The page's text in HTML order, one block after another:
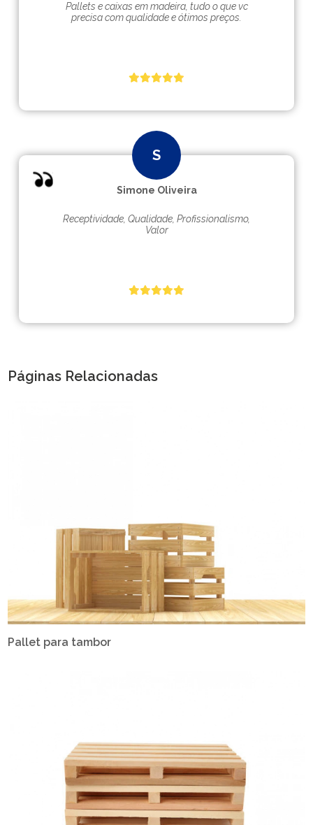
Pallets e caixas em madeira, tudo o que vc
precisa com qualidade e ótimos preços.
Simone Oliveira
Receptividade, Qualidade, Profissionalismo,
Valor
Páginas Relacionadas
Pallet para tambor